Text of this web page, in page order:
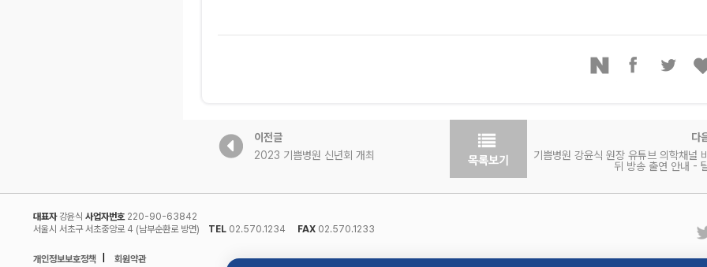
이전글
2023 기쁨병원 신년회 개최
다
기쁨병원 강윤식 원장 유튜브 의학채널
뒤 방송 출연 안내 -
대표자강윤식 사업자번호220-90-63842
서울시 서초구 서초중앙로 4 (남부순환로 방면)
TEL 02.570.1234 FAX 02.570.1233
개인정보보호정책 l 회원약관